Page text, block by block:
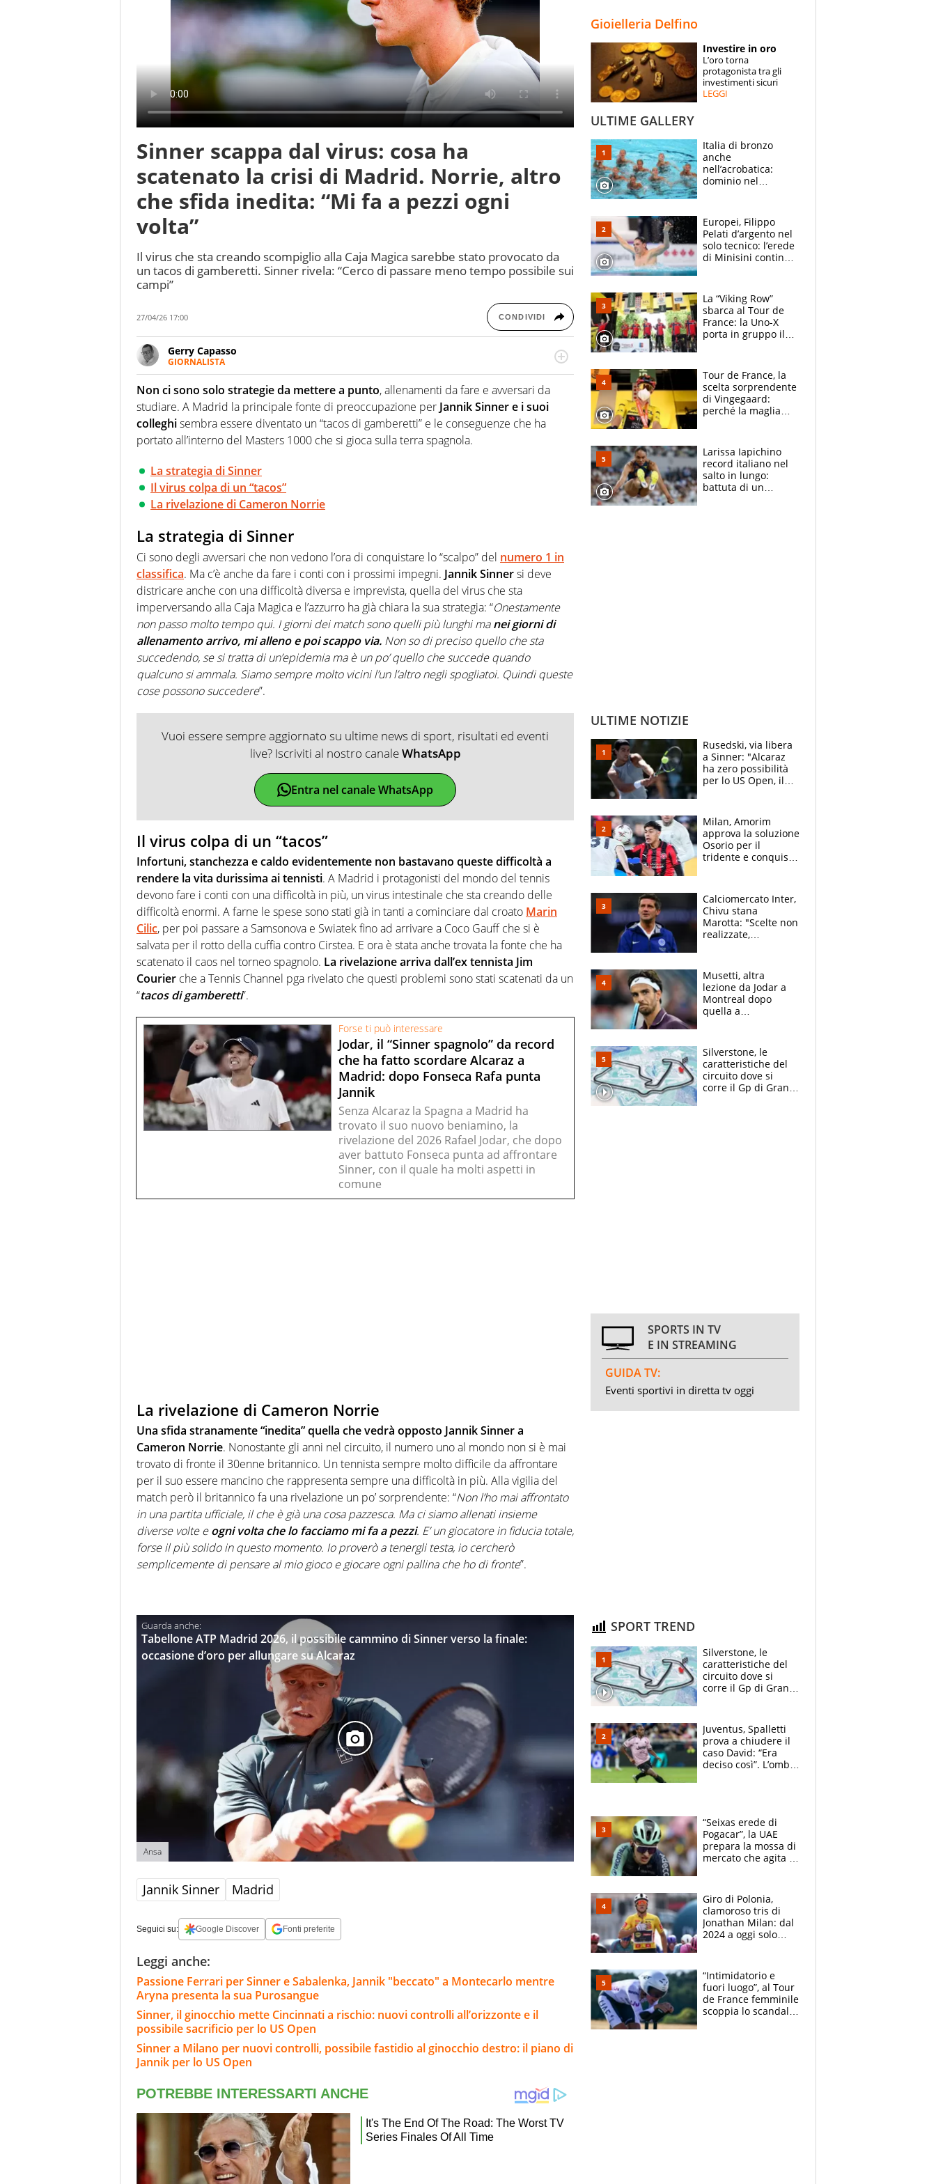
ESPERTI
CONTATTI
Sinner scappa dal virus: cosa ha
scatenato la crisi di Madrid. Norrie, altro
che sfida inedita: “Mi fa a pezzi ogni
volta”
Il virus che sta creando scompiglio alla Caja Magica sarebbe stato provocato da
un tacos di gamberetti. Sinner rivela: “Cerco di passare meno tempo possibile sui
campi”
27/04/26 17:00 CONDIVIDI
Gerry Capasso
GIORNALISTA
Per lui gli sport americani non hanno segreti: basket, football, baseball e la capacità
innata di trovare la notizia dove altri non vedono granché
Non ci sono solo strategie da mettere a punto, allenamenti da fare e avversari da
studiare. A Madrid la principale fonte di preoccupazione per Jannik Sinner e i suoi
colleghisembra essere diventato un “tacos di gamberetti” e le conseguenze che ha
portato all’interno del Masters 1000 che si gioca sulla terra spagnola.
La strategia di Sinner
Il virus colpa di un “tacos”
La rivelazione di Cameron Norrie
La strategia di Sinner
Ci sono degli avversari che non vedono l’ora di conquistare lo “scalpo” del numero 1 in
classifica. Ma c’è anche da fare i conti con i prossimi impegni. Jannik Sinnersi deve
districare anche con una difficoltà diversa e imprevista, quella del virus che sta
imperversando alla Caja Magica e l’azzurro ha già chiara la sua strategia: “Onestamente
non passo molto tempo qui. I giorni dei match sono quelli più lunghi manei giorni di
allenamento arrivo, mi alleno e poi scappo via. Non so di preciso quello che sta
succedendo, se si tratta di un’epidemia ma è un po’ quello che succede quando
qualcuno si ammala. Siamo sempre molto vicini l’un l’altro negli spogliatoi. Quindi queste
cose possono succedere”.
Vuoi essere sempre aggiornato su ultime news di sport, risultati ed eventi
live? Iscriviti al nostro canaleWhatsApp
Entra nel canale WhatsApp
Il virus colpa di un “tacos”
Infortuni, stanchezza e caldo evidentemente non bastavano queste difficoltà a
rendere la vita durissima ai tennisti. A Madrid i protagonisti del mondo del tennis
devono fare i conti con una difficoltà in più, un virus intestinale che sta creando delle
difficoltà enormi. A farne le spese sono stati già in tanti a cominciare dal croato Marin
Cilic, per poi passare a Samsonova e Swiatek fino ad arrivare a Coco Gauff che si è
salvata per il rotto della cuffia contro Cirstea. E ora è stata anche trovata la fonte che ha
scatenato il caos nel torneo spagnolo. La rivelazione arriva dall’ex tennista Jim
Courier che a Tennis Channel pga rivelato che questi problemi sono stati scatenati da un
“tacos di gamberetti”.
Forse ti può interessare
Jodar, il “Sinner spagnolo” da record
che ha fatto scordare Alcaraz a
Madrid: dopo Fonseca Rafa punta
Jannik
Senza Alcaraz la Spagna a Madrid ha
trovato il suo nuovo beniamino, la
rivelazione del 2026 Rafael Jodar, che dopo
aver battuto Fonseca punta ad affrontare
Sinner, con il quale ha molti aspetti in
comune
La rivelazione di Cameron Norrie
Una sfida stranamente “inedita” quella che vedrà opposto Jannik Sinner a
Cameron Norrie. Nonostante gli anni nel circuito, il numero uno al mondo non si è mai
trovato di fronte il 30enne britannico. Un tennista sempre molto difficile da affrontare
per il suo essere mancino che rappresenta sempre una difficoltà in più. Alla vigilia del
match però il britannico fa una rivelazione un po’ sorprendente: “Non l’ho mai affrontato
in una partita ufficiale, il che è già una cosa pazzesca. Ma ci siamo allenati insieme
diverse volte eogni volta che lo facciamo mi fa a pezzi. E’ un giocatore in fiducia totale,
forse il più solido in questo momento. Io proverò a tenergli testa, io cercherò
semplicemente di pensare al mio gioco e giocare ogni pallina che ho di fronte”.
Tabellone ATP Madrid 2026, il possibile cammino di Sinner verso la finale:
occasione d’oro per allungare su Alcaraz
Ansa
Jannik Sinner Madrid
Seguici su: Google Discover Fonti preferite
Leggi anche:
Passione Ferrari per Sinner e Sabalenka, Jannik "beccato" a Montecarlo mentre
Aryna presenta la sua Purosangue
Sinner, il ginocchio mette Cincinnati a rischio: nuovi controlli all’orizzonte e il
possibile sacrificio per lo US Open
Sinner a Milano per nuovi controlli, possibile fastidio al ginocchio destro: il piano di
Jannik per lo US Open
Gioielleria Delfino
Investire in oro
L’oro torna
protagonista tra gli
investimenti sicuri
LEGGI
ULTIME GALLERY
Italia di bronzo
anche
nell’acrobatica:
dominio nel
e compagni
continuare
Europei, Filippo
Pelati d’argento nel
solo tecnico: l’erede
di Minisini continua
mirino
La “Viking Row”
sbarca al Tour de
France: la Uno-X
porta in gruppo il
compagni
Tour de France, la
scelta sorprendente
di Vingegaard:
perché la maglia
rischio da evitare
Larissa Iapichino
record italiano nel
salto in lungo:
battuta di un
ULTIME NOTIZIE
Rusedski, via libera
a Sinner: "Alcaraz
ha zero possibilità
per lo US Open, il
Milan, Amorim
approva la soluzione
Osorio per il
tridente e conquista
Allegri
Calciomercato Inter,
Chivu stana
Marotta: "Scelte non
realizzate,
squadra"
Musetti, altra
lezione da Jodar a
Montreal dopo
quella a
tutto"
Silverstone, le
caratteristiche del
circuito dove si
corre il Gp di Gran
SPORTS IN TV
E IN STREAMING
GUIDA TV:
Eventi sportivi in diretta tv oggi
SPORT TREND
Silverstone, le
caratteristiche del
circuito dove si
corre il Gp di Gran
Juventus, Spalletti
prova a chiudere il
caso David: “Era
deciso così”. L’ombra
“Seixas erede di
Pogacar”, la UAE
prepara la mossa di
mercato che agita la
a Burgos
Giro di Polonia,
clamoroso tris di
Jonathan Milan: dal
2024 a oggi solo
e Skerl
“Intimidatorio e
fuori luogo”, al Tour
de France femminile
scoppia lo scandalo: